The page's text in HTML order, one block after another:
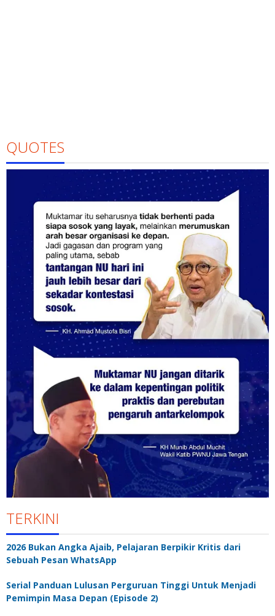
QUOTES
TERKINI
2026 Bukan Angka Ajaib, Pelajaran Berpikir Kritis dari
Sebuah Pesan WhatsApp
Serial Panduan Lulusan Perguruan Tinggi Untuk Menjadi
Pemimpin Masa Depan (Episode 2)